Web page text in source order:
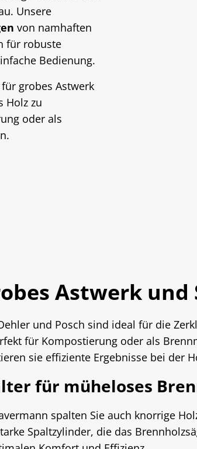
Unsere
von namhaften
für robuste
Bedienung.
grobes Astwerk
Holz zu
oder als
Astwerk und
und Posch sind ideal für die
für Kompostierung oder als
sie effiziente Ergebnisse bei der
für müheloses
spalten Sie auch knorrige
Spaltzylinder, die das